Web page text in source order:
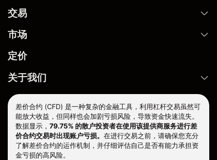
交易
市场
定价
关于我们
差价合约 (CFD) 是一种复杂的金融工具，利用杠杆交易虽然可
能放大收益，但同样也会加剧亏损风险，导致资金快速流失。
数据显示， 79.75% 的散户投资者在使用该提供商服务进行差
价合约交易时出现账户亏损。 在进行交易之前，请确保您充分
了解差价合约的运作机制，并仔细评估自己是否有能力承担资
金亏损的高风险。